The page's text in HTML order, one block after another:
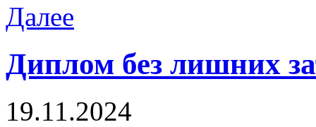
Далее
Диплом без лишних
19.11.2024